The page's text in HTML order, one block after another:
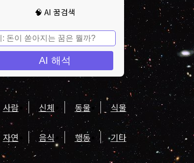
🧠 AI 꿈검색
AI 해석
사람 신체 동물 식물
자연 음식 행동 기타